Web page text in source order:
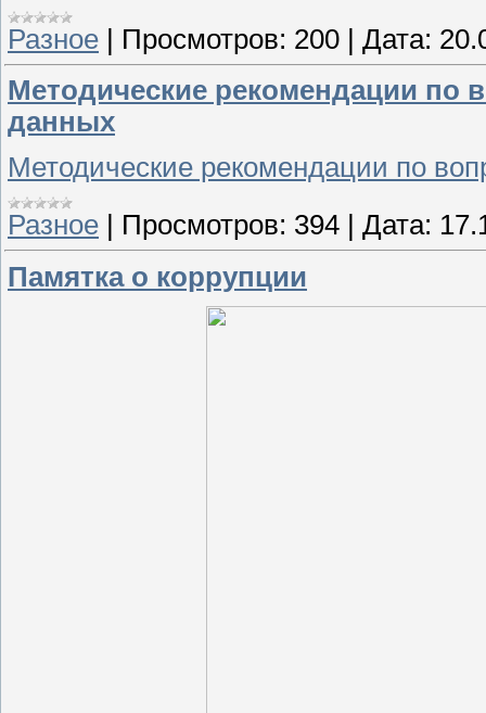
Разное | Просмотров: 200 | Дата:
Методические рекомендации по
данных
Методические рекомендации по
Разное
Просмотров: 394 Дата:
Памятка о коррупции